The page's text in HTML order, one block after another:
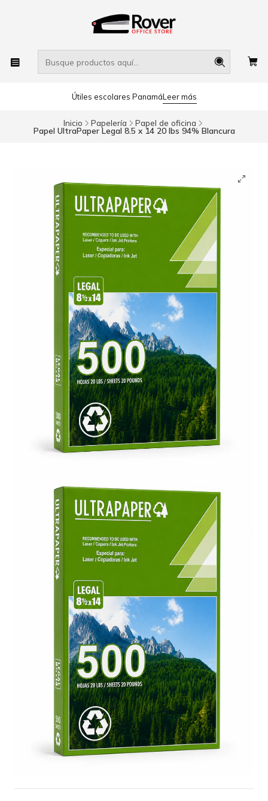
Útiles escolares PanamáLeer más
Inicio Papelería Papel de oficina
Papel UltraPaper Legal 8.5 x 14 20 lbs 94% Blancura